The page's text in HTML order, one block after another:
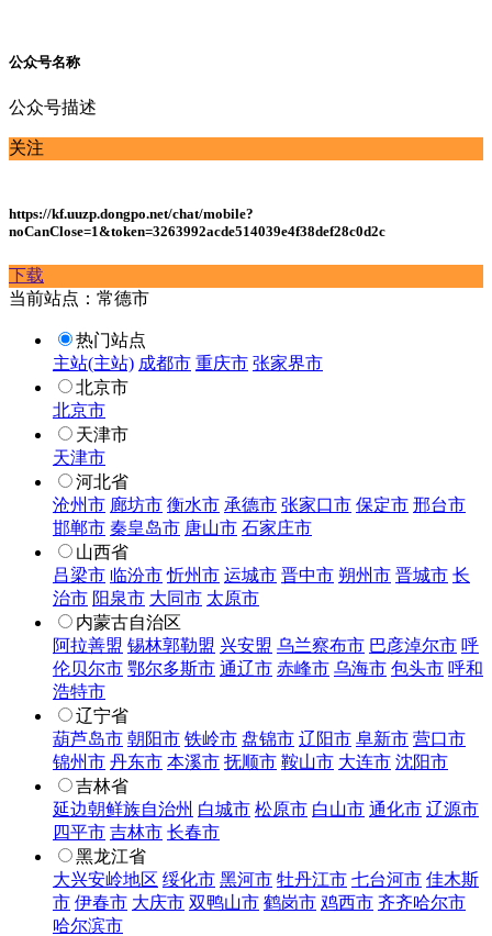
公众号名称
公众号描述
关注
https://kf.uuzp.dongpo.net/chat/mobile?
noCanClose=1&token=3263992acde514039e4f38def28c0d2c
下载
当前站点：常德市
热门站点
主站(主站) 成都市 重庆市 张家界市
北京市
北京市
天津市
天津市
河北省
沧州市 廊坊市 衡水市 承德市 张家口市 保定市 邢台市
邯郸市 秦皇岛市 唐山市 石家庄市
山西省
吕梁市 临汾市 忻州市 运城市 晋中市 朔州市 晋城市 长
治市 阳泉市 大同市 太原市
内蒙古自治区
阿拉善盟 锡林郭勒盟 兴安盟 乌兰察布市 巴彦淖尔市 呼
伦贝尔市 鄂尔多斯市 通辽市 赤峰市 乌海市 包头市 呼和
浩特市
辽宁省
葫芦岛市 朝阳市 铁岭市 盘锦市 辽阳市 阜新市 营口市
锦州市 丹东市 本溪市 抚顺市 鞍山市 大连市 沈阳市
吉林省
延边朝鲜族自治州 白城市 松原市 白山市 通化市 辽源市
四平市 吉林市 长春市
黑龙江省
大兴安岭地区 绥化市 黑河市 牡丹江市 七台河市 佳木斯
市 伊春市 大庆市 双鸭山市 鹤岗市 鸡西市 齐齐哈尔市
哈尔滨市